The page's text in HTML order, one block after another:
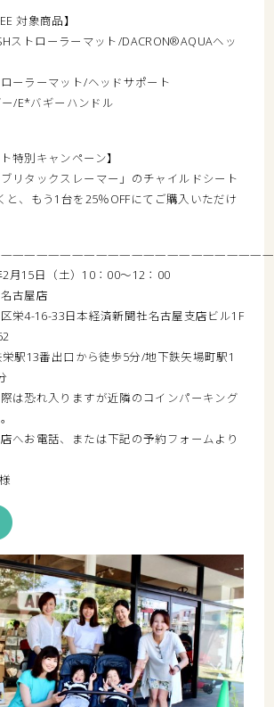
対象商品】
ストローラーマット/DACRON®AQUAヘッ
ーラーマット/ヘッドサポート
/E*バギーハンドル
特別キャンペーン】
ブリタックスレーマー」のチャイルドシート
と、もう1台を25％OFFにてご購入いただけ
月15日（土）10：00～12：00
古屋店
栄4-16-33日本経済新聞社名古屋支店ビル1F
栄駅13番出口から徒歩5分/地下鉄矢場町駅1
は恐れ入りますが近隣のコインパーキング
へお電話、または下記の予約フォームより